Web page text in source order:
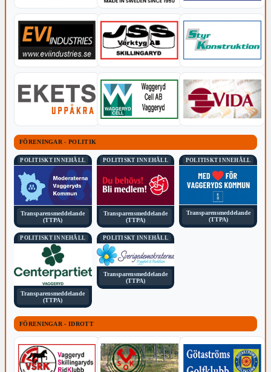
FÖRENINGAR - POLITIK
POLITISKT INNEHÅLL
Transparensmeddelande
(TTPA)
POLITISKT INNEHÅLL
Transparensmeddelande
(TTPA)
POLITISKT INNEHÅLL
Transparensmeddelande
(TTPA)
POLITISKT INNEHÅLL
Transparensmeddelande
(TTPA)
POLITISKT INNEHÅLL
Transparensmeddelande
(TTPA)
FÖRENINGAR - IDROTT